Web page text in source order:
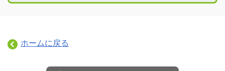
ホームに戻る